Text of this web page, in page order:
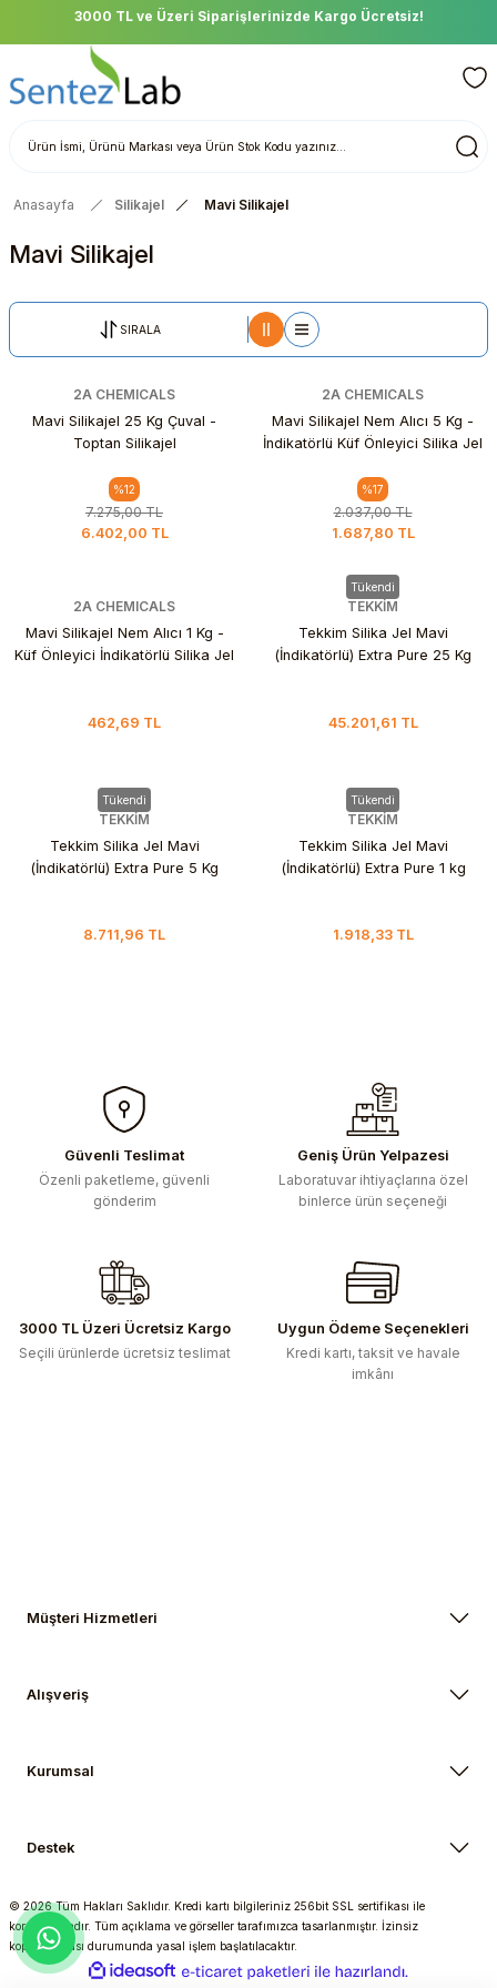
3000 TL ve Üzeri Siparişlerinizde Kargo Ücretsiz!
Anasayfa Silikajel Mavi Silikajel
Mavi Silikajel
SIRALA
2A CHEMICALS
Mavi Silikajel 25 Kg Çuval -
Toptan Silikajel
%12
7.275,00 TL
6.402,00 TL
2A CHEMICALS
Mavi Silikajel Nem Alıcı 5 Kg -
İndikatörlü Küf Önleyici Silika Jel
%17
2.037,00 TL
1.687,80 TL
2A CHEMICALS
Mavi Silikajel Nem Alıcı 1 Kg -
Küf Önleyici İndikatörlü Silika Jel
462,69 TL
Tükendi
TEKKİM
Tekkim Silika Jel Mavi
(İndikatörlü) Extra Pure 25 Kg
45.201,61 TL
Tükendi
TEKKİM
Tekkim Silika Jel Mavi
(İndikatörlü) Extra Pure 5 Kg
8.711,96 TL
Tükendi
TEKKİM
Tekkim Silika Jel Mavi
(İndikatörlü) Extra Pure 1 kg
1.918,33 TL
Güvenli Teslimat
Özenli paketleme, güvenli
gönderim
Geniş Ürün Yelpazesi
Laboratuvar ihtiyaçlarına özel
binlerce ürün seçeneği
3000 TL Üzeri Ücretsiz Kargo
Seçili ürünlerde ücretsiz teslimat
Uygun Ödeme Seçenekleri
Kredi kartı, taksit ve havale
imkânı
Müşteri Hizmetleri
Alışveriş
Kurumsal
Destek
© 2026 Tüm Hakları Saklıdır. Kredi kartı bilgileriniz 256bit SSL sertifikası ile
korunmaktadır. Tüm açıklama ve görseller tarafımızca tasarlanmıştır. İzinsiz
kopyalanması durumunda yasal işlem başlatılacaktır.
ideasoft
e-